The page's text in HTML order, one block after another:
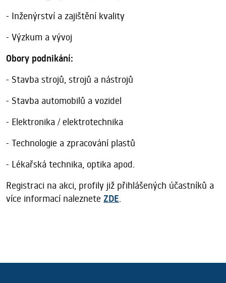
- Inženýrství a zajištění kvality
- Výzkum a vývoj
Obory podnikání:
- Stavba strojů, strojů a nástrojů
- Stavba automobilů a vozidel
- Elektronika / elektrotechnika
- Technologie a zpracování plastů
- Lékařská technika, optika apod.
Registraci na akci, profily již přihlášených účastníků a
více informací naleznete ZDE.